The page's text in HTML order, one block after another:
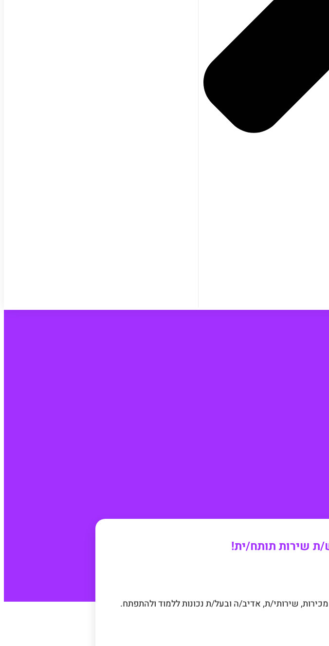
ת שירות תותח/ית!
שירותי/ת, אדיב/ה ובעל/ת נכונות ללמוד ולהתפתח.